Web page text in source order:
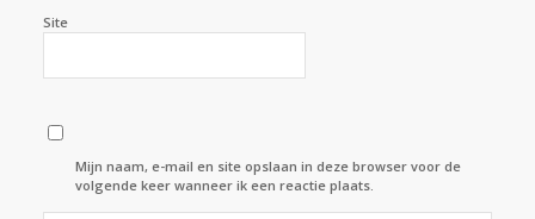
Site
Mijn naam, e-mail en site opslaan in deze browser voor de
volgende keer wanneer ik een reactie plaats.